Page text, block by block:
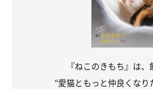
『ねこのきもち』は
“愛猫ともっと仲良くなり